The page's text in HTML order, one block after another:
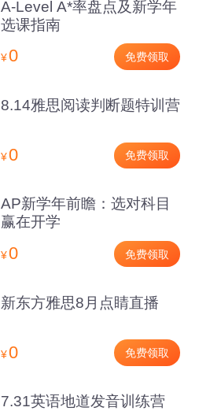
A-Level A*率盘点及新学年
选课指南
¥0 免费领取
8.14雅思阅读判断题特训营
¥0 免费领取
AP新学年前瞻：选对科目
赢在开学
¥0 免费领取
新东方雅思8月点睛直播
¥0 免费领取
7.31英语地道发音训练营